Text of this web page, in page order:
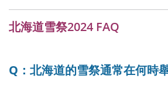
北海道雪祭2024 FAQ
Q：北海道的雪祭通常在何時